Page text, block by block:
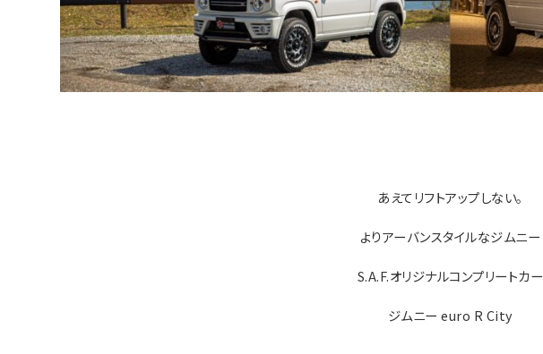
あえてリフトアップしない。
よりアーバンスタイルなジムニー
S.A.F.オリジナルコンプリートカー
ジムニー euro R City